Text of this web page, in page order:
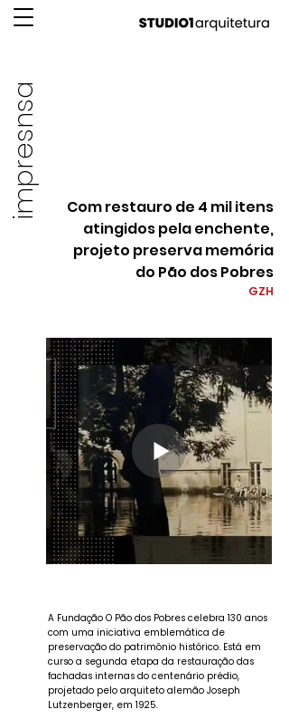
Com restauro de 4 mil itens
atingidos pela enchente,
projeto preserva memória
do Pão dos Pobres
impresnsa
GZH
A Fundação O Pão dos Pobres celebra 130 anos
com uma iniciativa emblemática de
preservação do patrimônio histórico. Está em
curso a segunda etapa da restauração das
fachadas internas do centenário prédio,
projetado pelo arquiteto alemão Joseph
Lutzenberger, em 1925.